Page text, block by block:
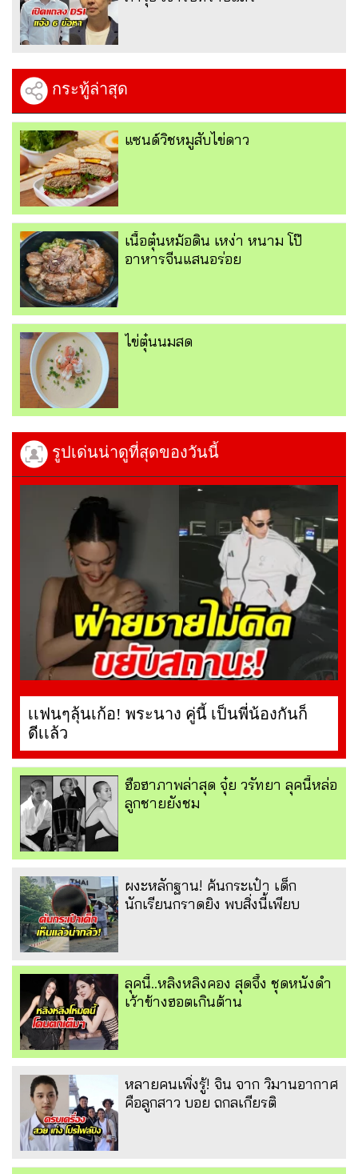
กระทู้ล่าสุด
แซนด์วิชหมูสับไข่ดาว
เนื้อตุ๋นหม้อดิน เหง่า หนาม โป๊
อาหารจีนแสนอร่อย
ไข่ตุ๋นนมสด
รูปเด่นน่าดูที่สุดของวันนี้
เเฟนๆลุ้นเก้อ! พระนาง คู่นี้ เป็นพี่น้องกันก็
ดีเเล้ว
ฮือฮาภาพล่าสุด จุ๋ย วรัทยา ลุคนี้หล่อ
ลูกชายยังชม
ผงะหลักฐาน! ค้นกระเป๋า เด็ก
นักเรียนกราดยิง พบสิ่งนี้เพียบ
ลุคนี้..หลิงหลิงคอง สุดจึ้ง ชุดหนังดำ
เว้าข้างฮอตเกินต้าน
หลายคนเพิ่งรู้! จิน จาก วิมานอากาศ
คือลูกสาว บอย ถกลเกียรติ